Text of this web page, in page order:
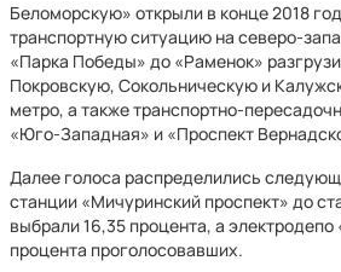
Беломорскую» открыли в конце 2018
транспортную ситуацию на северо-
«Парка Победы» до «Раменок»
Покровскую, Сокольническую и
метро, а также транспортно-
«Юго-Западная» и «Проспект
Далее голоса распределились
станции «Мичуринский проспект» до
выбрали 16,35 процента, а
процента проголосовавших.